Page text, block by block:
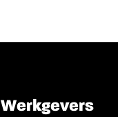
Werkgevers